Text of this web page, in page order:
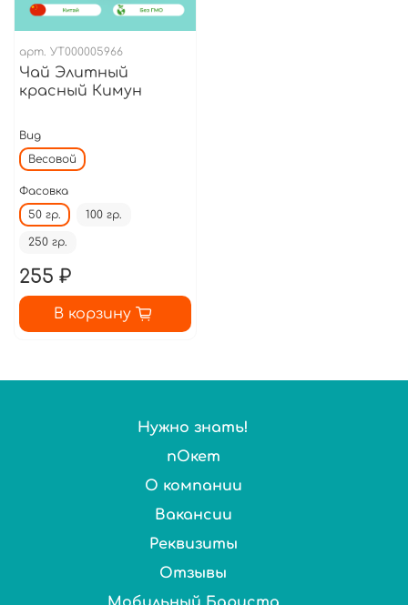
арт. УТ000005966
Чай Элитный
красный Кимун
Вид
Весовой
Фасовка
50 гр.
100 гр.
250 гр.
255 ₽
В корзину
Нужно знать!
пОкет
О компании
Вакансии
Реквизиты
Отзывы